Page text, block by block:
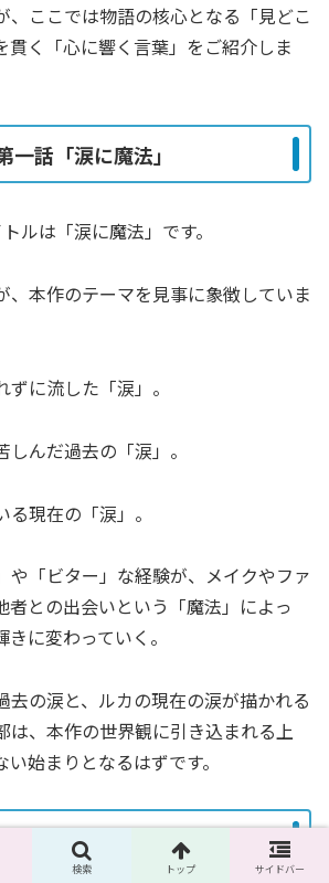
、ここでは物語の核心となる「見どこ
貫く「心に響く言葉」をご紹介しま
一話「涙に魔法」
ルは「涙に魔法」です。
、本作のテーマを見事に象徴していま
ずに流した「涙」。
んだ過去の「涙」。
現在の「涙」。
や「ビター」な経験が、メイクやファ
者との出会いという「魔法」によっ
に変わっていく。
去の涙と、ルカの現在の涙が描かれる
は、本作の世界観に引き込まれる上
始まりとなるはずです。
値観が反転する瞬間
検索 トップ サイドバー